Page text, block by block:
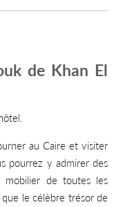
de Khan El
au Caire et visiter
pourrez y admirer des
mobilier de toutes les
que le célèbre trésor de